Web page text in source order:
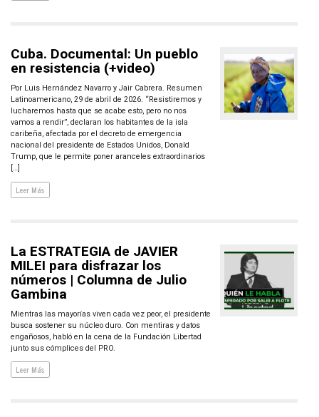
Cuba. Documental: Un pueblo
en resistencia (+video)
Por Luis Hernández Navarro y Jair Cabrera. Resumen
Latinoamericano, 29 de abril de 2026. “Resistiremos y
lucharemos hasta que se acabe esto, pero no nos
vamos a rendir”, declaran los habitantes de la isla
caribeña, afectada por el decreto de emergencia
nacional del presidente de Estados Unidos, Donald
Trump, que le permite poner aranceles extraordinarios
[…]
Leer Más
La ESTRATEGIA de JAVIER
MILEI para disfrazar los
números | Columna de Julio
Gambina
Mientras las mayorías viven cada vez peor, el presidente
busca sostener su núcleo duro. Con mentiras y datos
engañosos, habló en la cena de la Fundación Libertad
junto sus cómplices del PRO.
Leer Más